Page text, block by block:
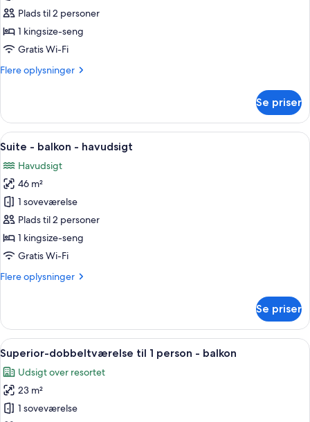
dobbeltværelse
-
balkon
Plads til 2 personer
1 kingsize-seng
Gratis Wi-Fi
Flere oplysninger
Flere
dobbeltværelse
balkon
Se priser
Indlæs
alle
billeder
af
Suite
-
balkon
-
Et hotelværelse med et stort
6
Suite - balkon - havudsigt
Havudsigt
46 m²
1 soveværelse
Plads til 2 personer
1 kingsize-seng
Gratis Wi-Fi
Flere oplysninger
Flere
-
balkon
-
havudsigt
Se priser
Indlæs
alle
billeder
af
Superior-
Et moderne hotelværelse med en
4
Superior-dobbeltværelse til 1 person - balkon
Udsigt over resortet
23 m²
1 soveværelse